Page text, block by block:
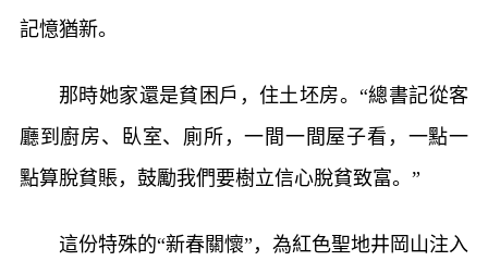
記憶猶新。
那時她家還是貧困戶，住土坯房。“總書記從客
廳到廚房、臥室、廁所，一間一間屋子看，一點一
點算脫貧賬，鼓勵我們要樹立信心脫貧致富。”
這份特殊的“新春關懷”，為紅色聖地井岡山注入